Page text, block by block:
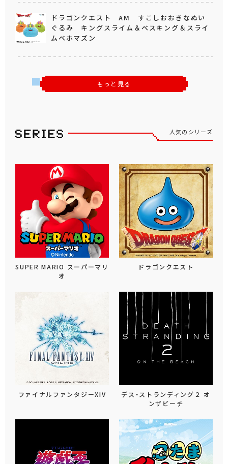
ドラゴンクエスト AM すこしおおきなぬい
ぐるみ キングスライム＆ベスキング＆スライ
ムベホマズン
もっと見る
人気のシリーズ
SUPER MARIO スーパーマリ
オ
ドラゴンクエスト
ファイナルファンタジーXIV
デス・ストランディング２ オ
ンザビーチ